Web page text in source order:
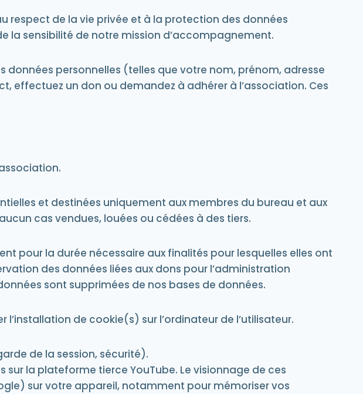
respect de la vie privée et à la protection des données
la sensibilité de notre mission d’accompagnement.
données personnelles (telles que votre nom, prénom, adresse
effectuez un don ou demandez à adhérer à l’association. Ces
et destinées uniquement aux membres du bureau et aux
cas vendues, louées ou cédées à des tiers.
pour la durée nécessaire aux finalités pour lesquelles elles ont
des données liées aux dons pour l’administration
sont supprimées de nos bases de données.
de cookie(s) sur l’ordinateur de l’utilisateur.
de la session, sécurité).
sur la plateforme tierce YouTube. Le visionnage de ces
sur votre appareil, notamment pour mémoriser vos